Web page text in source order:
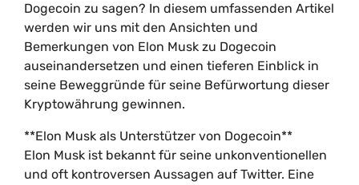
Dogecoin zu sagen? In diesem umfassenden Artikel
werden wir uns mit den Ansichten und
Bemerkungen von Elon Musk zu Dogecoin
auseinandersetzen und einen tieferen Einblick in
seine Beweggründe für seine Befürwortung dieser
Kryptowährung gewinnen.
**Elon Musk als Unterstützer von Dogecoin**
Elon Musk ist bekannt für seine unkonventionellen
und oft kontroversen Aussagen auf Twitter. Eine